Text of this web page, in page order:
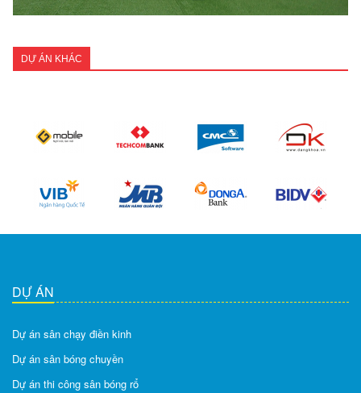
DỰ ÁN KHÁC
DỰ ÁN
Dự án sân chạy điền kinh
Dự án sân bóng chuyền
Dự án thi công sân bóng rổ